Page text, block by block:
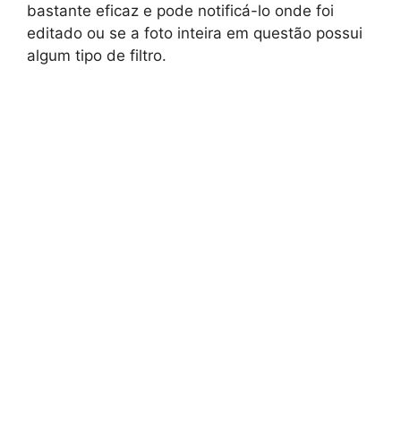
bastante eficaz e pode notificá-lo onde foi
editado ou se a foto inteira em questão possui
algum tipo de filtro.